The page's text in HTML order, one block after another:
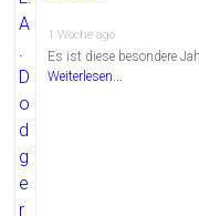
1 Woche ago
Es ist diese besondere
Weiterlesen...